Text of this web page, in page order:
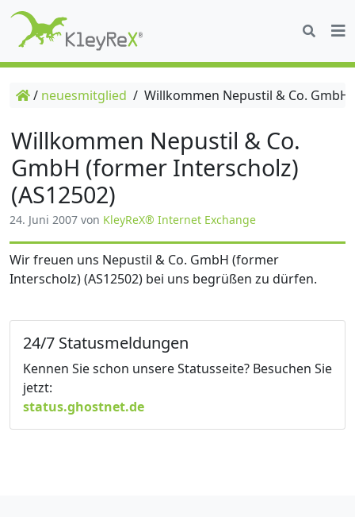
/ neuesmitglied / Willkommen Nepustil & Co.
Willkommen Nepustil & Co.
GmbH (former Interscholz)
(AS12502)
24. Juni 2007 von KleyReX® Internet Exchange
Wir freuen uns Nepustil & Co. GmbH (former
Interscholz) (AS12502) bei uns begrüßen zu dürfen.
24/7 Statusmeldungen
Kennen Sie schon unsere Statusseite? Besuchen Sie
jetzt:
status.ghostnet.de